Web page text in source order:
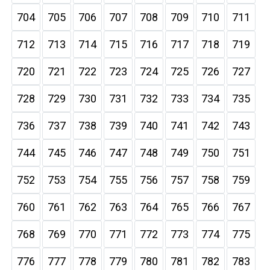
704 705 706 707 708 709 710 711
712 713 714 715 716 717 718 719
720 721 722 723 724 725 726 727
728 729 730 731 732 733 734 735
736 737 738 739 740 741 742 743
744 745 746 747 748 749 750 751
752 753 754 755 756 757 758 759
760 761 762 763 764 765 766 767
768 769 770 771 772 773 774 775
776 777 778 779 780 781 782 783